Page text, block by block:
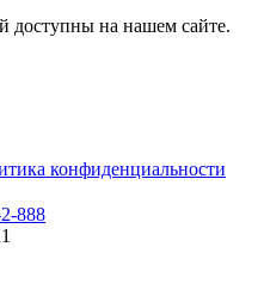
доступны на нашем сайте.
конфиденциальности
888